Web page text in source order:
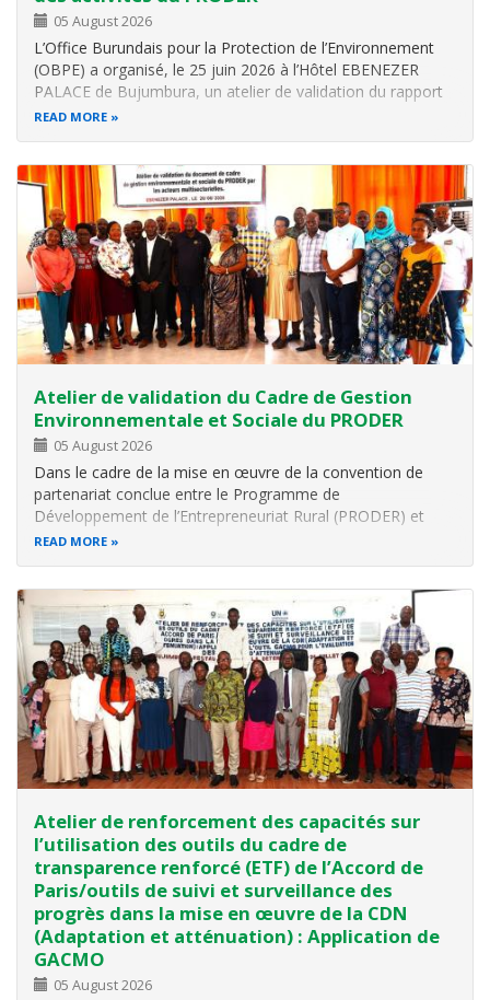
05 August 2026
L’Office Burundais pour la Protection de l’Environnement
(OBPE) a organisé, le 25 juin 2026 à l’Hôtel EBENEZER
PALACE de Bujumbura, un atelier de validation du rapport
sur la situation de référence de l’empreinte carbone des
READ MORE
Atelier de validation du Cadre de Gestion
Environnementale et Sociale du PRODER
05 August 2026
Dans le cadre de la mise en œuvre de la convention de
partenariat conclue entre le Programme de
Développement de l’Entrepreneuriat Rural (PRODER) et
l’Office Burundais pour la Protection de l’Environnement
READ MORE
Atelier de renforcement des capacités sur
l’utilisation des outils du cadre de
transparence renforcé (ETF) de l’Accord de
Paris/outils de suivi et surveillance des
progrès dans la mise en œuvre de la CDN
(Adaptation et atténuation) : Application de
GACMO
05 August 2026